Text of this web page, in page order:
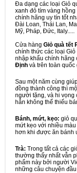
Đa dạng các loại Giỏ
xanh đỏ tím vàng
chính hãng uy tín tốt
Đài Loan, Thái Lan,
Mỹ, Pháp, Đức, Italy.....
Cửa hàng Giỏ quà tết
chính thức các loại
nhập khẩu chính
Định và trên toàn
Sau một năm cùng
đồng thành công thì
người tặng, và hi vọng
hẳn không thể thiếu
Bánh, mứt, kẹo: giỏ
mứt kẹo với nhiều
hơn khi được ăn bánh
Trà: Trong tất cả các
thường thấy nhất vẫn
phẩm này bởi người
những câu chuyện